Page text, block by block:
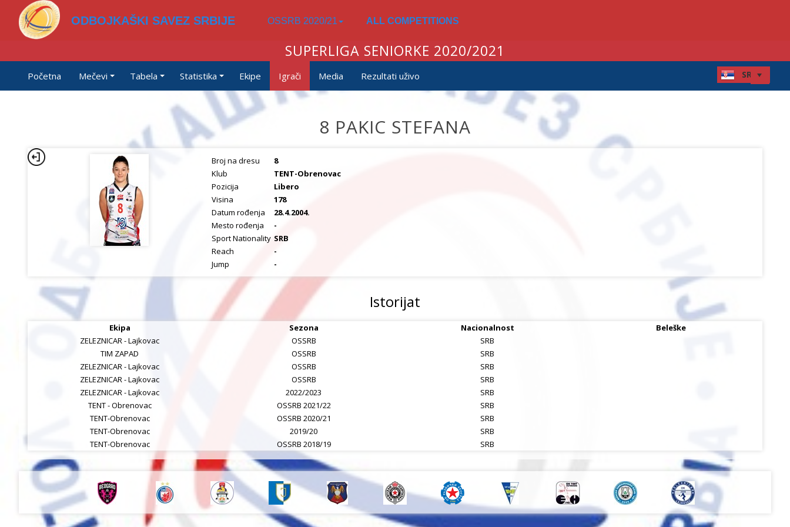
ODBOJKAŠKI SAVEZ SRBIJE OSSRB 2020/21 ALL COMPETITIONS
SUPERLIGA SENIORKE 2020/2021
Početna Mečevi Tabela Statistika Ekipe Igrači Media Rezultati uživo
8 PAKIC STEFANA
Broj na dresu
8
Klub
TENT-Obrenovac
Pozicija
Libero
Visina
178
Datum rođenja
28.4.2004.
Mesto rođenja
-
Sport Nationality SRB
Reach
-
Jump
-
Istorijat
Ekipa Sezona Nacionalnost
Beleške
ZELEZNICAR - Lajkovac
OSSRB
SRB
TIM ZAPAD
OSSRB
SRB
ZELEZNICAR - Lajkovac
OSSRB
SRB
ZELEZNICAR - Lajkovac
OSSRB
SRB
ZELEZNICAR - Lajkovac
2022/2023
SRB
TENT - Obrenovac
OSSRB 2021/22
SRB
TENT-Obrenovac
OSSRB 2020/21
SRB
TENT-Obrenovac
2019/20
SRB
TENT-Obrenovac
OSSRB 2018/19 SRB